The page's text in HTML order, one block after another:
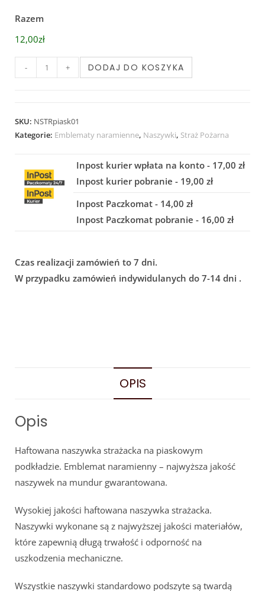
Razem
12,00zł
- + DODAJ DO KOSZYKA
SKU: NSTRpiask01
Kategorie: Emblematy naramienne, Naszywki, Straż Pożarna
Inpost kurier wpłata na konto - 17,00 zł
Inpost kurier pobranie - 19,00 zł
Inpost Paczkomat - 14,00 zł
Inpost Paczkomat pobranie - 16,00 zł
Czas realizacji zamówień to 7 dni.
W przypadku zamówień indywidulanych do 7-14 dni .
OPIS
Opis
Haftowana naszywka strażacka na piaskowym
podkładzie. Emblemat naramienny – najwyższa jakość
naszywek na mundur gwarantowana.
Wysokiej jakości haftowana naszywka strażacka.
Naszywki wykonane są z najwyższej jakości materiałów,
które zapewnią długą trwałość i odporność na
uszkodzenia mechaniczne.
Wszystkie naszywki standardowo podszyte są twardą